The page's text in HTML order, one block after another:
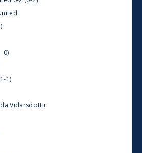
0)
1)
Vidarsdottir